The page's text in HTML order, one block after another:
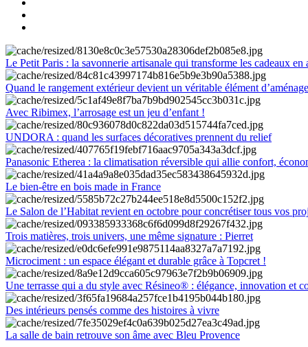
Le Petit Paris : la savonnerie artisanale qui transforme les cadeaux en
Quand le rangement extérieur devient un véritable élément
Avec Ribimex, l’arrosage est un jeu d’enfant !
UNDORA : quand les surfaces décoratives prennent du relief
Panasonic Etherea : la climatisation réversible qui allie confort,
Le bien-être en bois made in France
Le Salon de l’Habitat revient en octobre pour concrétiser tous vos
Trois matières, trois univers, une même signature : Pierret
Microciment : un espace élégant et durable grâce à Topcret !
Une terrasse qui a du style avec Résineo® : élégance, innovation et
Des intérieurs pensés comme des histoires à vivre
La salle de bain retrouve son âme avec Bleu Provence